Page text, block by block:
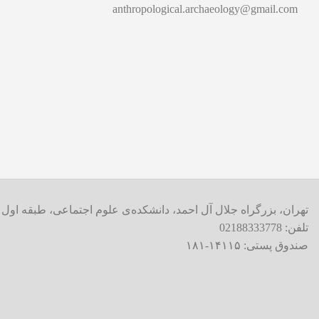
anthropological.archaeology@gmail.com
تهران، بزرگراه جلال آل احمد، دانشکده‌ی علوم اجتماعی، طبقه اول
تلفن: 02188333778
صندوق پستی: ۱۴۱۱۵-۱۸۱